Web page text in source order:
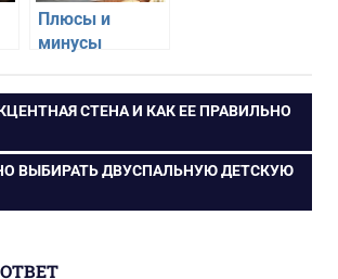
Плюсы и
минусы
мебели из
магазинаСТЕНА И КАК ЕЕ ПРАВИЛЬНО
ВЫБИРАТЬ ДВУСПАЛЬНУЮ ДЕТСКУЮ